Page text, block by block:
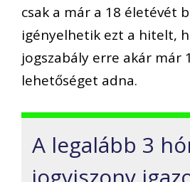
csak a már a 18 életévét
igényelhetik ezt a hitelt,
jogszabály erre akár már
lehetőséget adna.
A legalább 3